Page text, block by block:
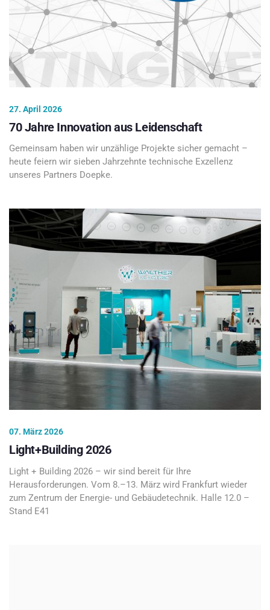
27. April 2026
70 Jahre Innovation aus Leidenschaft
Gemeinsam haben wir unzählige Projekte sicher gemacht –
heute feiern wir sieben Jahrzehnte technische Exzellenz
unseres Partners Doepke.
07. März 2026
Light+Building 2026
Light + Building 2026 – wir sind bereit für Ihre
Herausforderungen. Vom 8.–13. März wird Frankfurt wieder
zum Zentrum der Energie- und Gebäudetechnik. Halle 12.0 –
Stand E41